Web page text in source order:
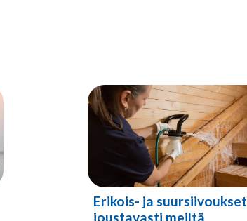
Erikois- ja suursiivoukset
joustavasti meiltä
9.3.2026